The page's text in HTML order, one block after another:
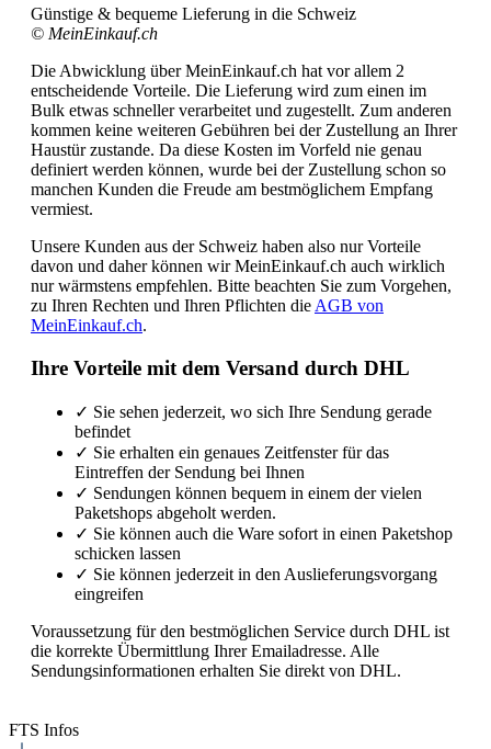
Günstige & bequeme Lieferung in die Schweiz
© MeinEinkauf.ch
Die Abwicklung über MeinEinkauf.ch hat vor allem 2
entscheidende Vorteile. Die Lieferung wird zum einen im
Bulk etwas schneller verarbeitet und zugestellt. Zum anderen
kommen keine weiteren Gebühren bei der Zustellung an Ihrer
Haustür zustande. Da diese Kosten im Vorfeld nie genau
definiert werden können, wurde bei der Zustellung schon so
manchen Kunden die Freude am bestmöglichem Empfang
vermiest.
Unsere Kunden aus der Schweiz haben also nur Vorteile
davon und daher können wir MeinEinkauf.ch auch wirklich
nur wärmstens empfehlen. Bitte beachten Sie zum Vorgehen,
zu Ihren Rechten und Ihren Pflichten die AGB von
MeinEinkauf.ch.
Ihre Vorteile mit dem Versand durch DHL
✓ Sie sehen jederzeit, wo sich Ihre Sendung gerade
befindet
✓ Sie erhalten ein genaues Zeitfenster für das
Eintreffen der Sendung bei Ihnen
✓ Sendungen können bequem in einem der vielen
Paketshops abgeholt werden.
✓ Sie können auch die Ware sofort in einen Paketshop
schicken lassen
✓ Sie können jederzeit in den Auslieferungsvorgang
eingreifen
Voraussetzung für den bestmöglichen Service durch DHL ist
die korrekte Übermittlung Ihrer Emailadresse. Alle
Sendungsinformationen erhalten Sie direkt von DHL.
FTS Infos